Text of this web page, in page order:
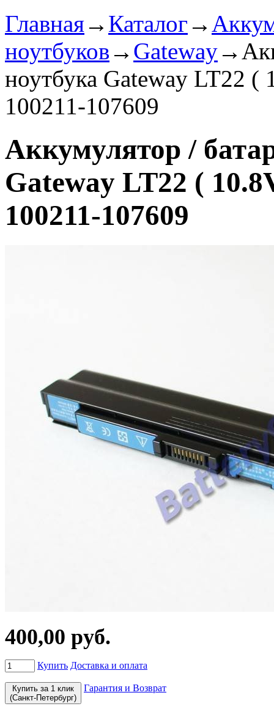
Главная→ Каталог →
ноутбуков → Gateway→
ноутбука Gateway LT22
100211-107609
Аккумулятор /
Gateway LT22 (
100211-107609
400,00 руб.
Купить Доставка и оплата
Купить за 1 клик
(Санкт-Петербург)
Гарантия и Возврат